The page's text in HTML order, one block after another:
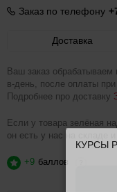
Заказ по телефону
Доставка
Ваш заказ обрабатываем
в-день, после оплаты
Подробнее про доставку
Если у товара зелёная
он есть у нас на складе
+9 баллов
КУРСЫ